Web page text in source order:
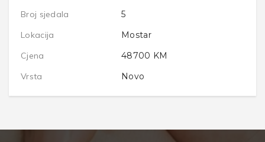
Broj sjedala
5
Lokacija
Mostar
Cjena
48700 KM
Vrsta
Novo